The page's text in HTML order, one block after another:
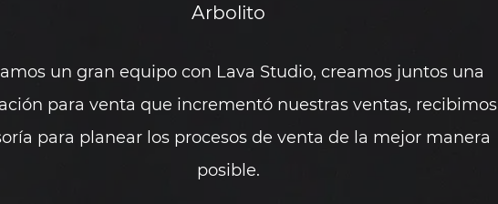
Arbolito
un gran equipo con Lava Studio, creamos juntos una
para venta que incrementó nuestras ventas, recibimos
para planear los procesos de venta de la mejor manera
posible.